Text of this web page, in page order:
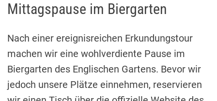
Mittagspause im Biergarten
Nach einer ereignisreichen Erkundungstour
machen wir eine wohlverdiente Pause im
Biergarten des Englischen Gartens. Bevor wir
jedoch unsere Plätze einnehmen, reservieren